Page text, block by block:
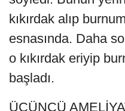
kıkırdak alıp
esnasında. Daha
o kıkırdak eriyip
başladı.
ÜÇÜNCÜ